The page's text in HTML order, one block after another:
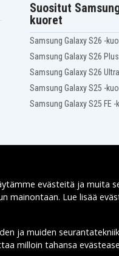
Suositut
kuoret
Samsung Galaxy S26 -
Samsung Galaxy S26
Samsung Galaxy S26
Samsung Galaxy S25 -
Samsung Galaxy S25 FE
evästeitä ja muita
mainontaan. Lue lisää
ja muiden
milloin tahansa